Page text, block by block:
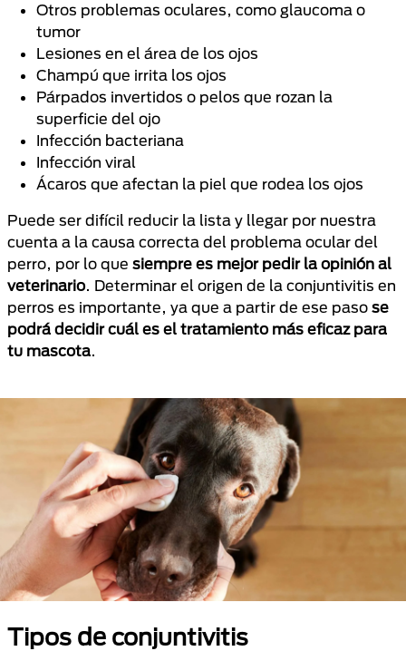
Otros problemas oculares, como glaucoma o
tumor
Lesiones en el área de los ojos
Champú que irrita los ojos
Párpados invertidos o pelos que rozan la
superficie del ojo
Infección bacteriana
Infección viral
Ácaros que afectan la piel que rodea los ojos
Puede ser difícil reducir la lista y llegar por nuestra
cuenta a la causa correcta del problema ocular del
perro, por lo que siempre es mejor pedir la opinión al
veterinario. Determinar el origen de la conjuntivitis en
perros es importante, ya que a partir de ese paso se
podrá decidir cuál es el tratamiento más eficaz para
tu mascota.
Tipos de conjuntivitis